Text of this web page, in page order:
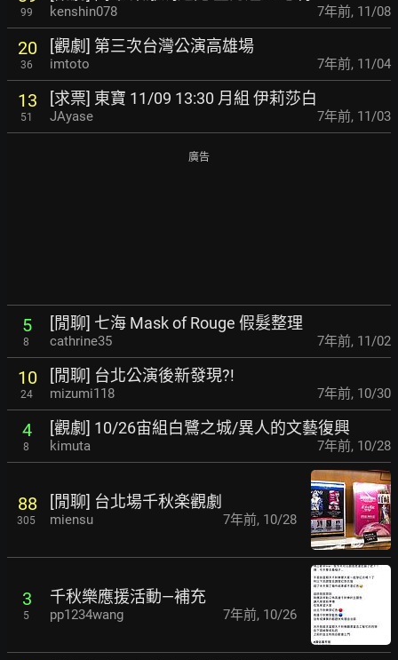
99 kenshin078 7年前, 11/08
20
36
[觀劇] 第三次台灣公演高雄場
imtoto 7年前, 11/04
13
51
[求票] 東寶 11/09 13:30 月組 伊莉莎白
JAyase 7年前, 11/03
廣告
5
8
[閒聊] 七海 Mask of Rouge 假髮整理
cathrine35 7年前, 11/02
10
24
[閒聊] 台北公演後新發現?!
mizumi118 7年前, 10/30
4
8
[觀劇] 10/26宙組白鷺之城/異人的文藝復興
kimuta 7年前, 10/28
88
305
[閒聊] 台北場千秋楽觀劇
miensu 7年前, 10/28
3
5
千秋樂應援活動—補充
pp1234wang 7年前, 10/26